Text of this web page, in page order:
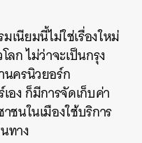
เนียมนี้ไม่ใช่เรื่องใหม่
ก ไม่ว่าจะเป็นกรุง
ครนิวยอร์ก
อง ก็มีการจัดเก็บค่า
ชนในเมืองใช้บริการ
ทาง